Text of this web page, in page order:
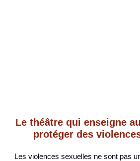
Le théâtre qui enseigne
protéger des
Les violences sexuelles ne sont pas